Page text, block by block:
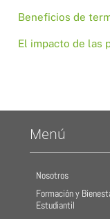
Beneficios de
El impacto de las
Menú
Nosotros
Formación y
Estudiantil